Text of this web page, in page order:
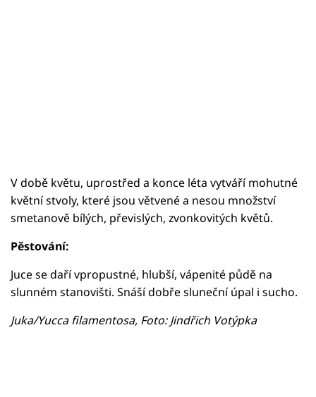
V době květu, uprostřed a konce léta vytváří mohutné
květní stvoly, které jsou větvené a nesou množství
smetanově bílých, převislých, zvonkovitých květů.
Pěstování:
Juce se daří vpropustné, hlubší, vápenité půdě na
slunném stanovišti. Snáší dobře sluneční úpal i sucho.
Juka/Yucca filamentosa, Foto: Jindřich Votýpka